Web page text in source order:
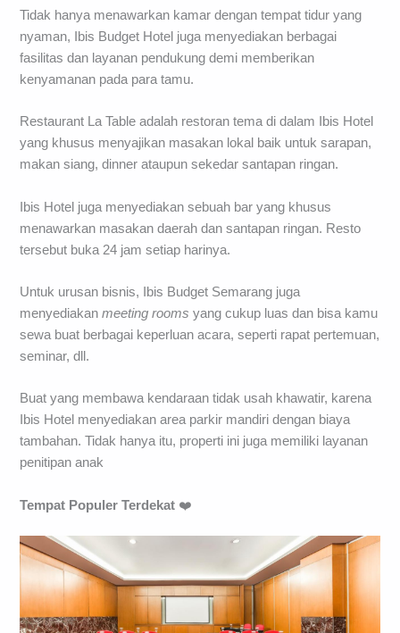
Tidak hanya menawarkan kamar dengan tempat tidur yang
nyaman, Ibis Budget Hotel juga menyediakan berbagai
fasilitas dan layanan pendukung demi memberikan
kenyamanan pada para tamu.
Restaurant La Table adalah restoran tema di dalam Ibis Hotel
yang khusus menyajikan masakan lokal baik untuk sarapan,
makan siang, dinner ataupun sekedar santapan ringan.
Ibis Hotel juga menyediakan sebuah bar yang khusus
menawarkan masakan daerah dan santapan ringan. Resto
tersebut buka 24 jam setiap harinya.
Untuk urusan bisnis, Ibis Budget Semarang juga
menyediakanmeeting rooms yang cukup luas dan bisa kamu
sewa buat berbagai keperluan acara, seperti rapat pertemuan,
seminar, dll.
Buat yang membawa kendaraan tidak usah khawatir, karena
Ibis Hotel menyediakan area parkir mandiri dengan biaya
tambahan. Tidak hanya itu, properti ini juga memiliki layanan
penitipan anak
Tempat Populer Terdekat ❤️